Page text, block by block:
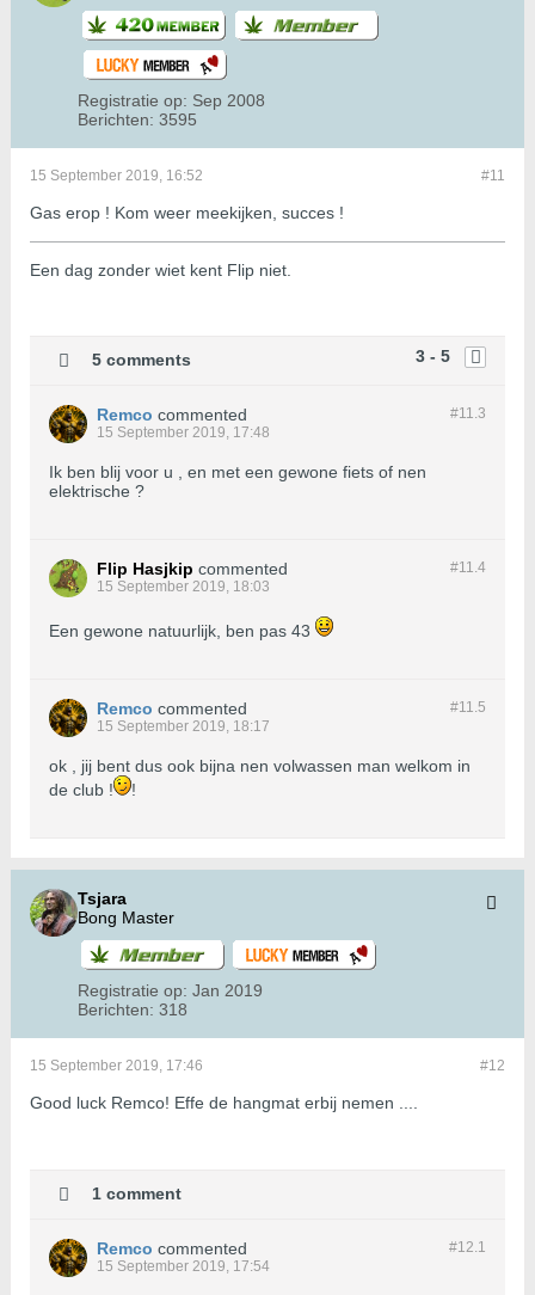
Registratie op: Sep 2008
Berichten: 3595
#11
15 September 2019, 16:52
Gas erop ! Kom weer meekijken, succes !
Een dag zonder wiet kent Flip niet.
3 - 5
5 comments
#11.3
Remco commented
15 September 2019, 17:48
Ik ben blij voor u , en met een gewone fiets of nen
elektrische ?
#11.4
Flip Hasjkip commented
15 September 2019, 18:03
Een gewone natuurlijk, ben pas 43
#11.5
Remco commented
15 September 2019, 18:17
ok , jij bent dus ook bijna nen volwassen man welkom in
de club !
!
Tsjara
Bong Master
Registratie op: Jan 2019
Berichten: 318
#12
15 September 2019, 17:46
Good luck Remco! Effe de hangmat erbij nemen ....
1 comment
#12.1
Remco commented
15 September 2019, 17:54